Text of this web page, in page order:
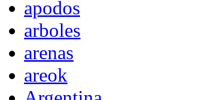
apodos
arboles
arenas
areok